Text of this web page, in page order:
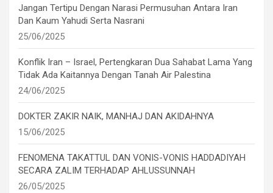
Jangan Tertipu Dengan Narasi Permusuhan Antara Iran
Dan Kaum Yahudi Serta Nasrani
25/06/2025
Konflik Iran – Israel, Pertengkaran Dua Sahabat Lama Yang
Tidak Ada Kaitannya Dengan Tanah Air Palestina
24/06/2025
DOKTER ZAKIR NAIK, MANHAJ DAN AKIDAHNYA
15/06/2025
FENOMENA TAKATTUL DAN VONIS-VONIS HADDADIYAH
SECARA ZALIM TERHADAP AHLUSSUNNAH
26/05/2025